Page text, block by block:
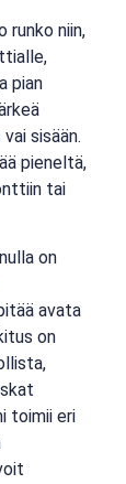
runko niin,
pian
sisään.
pieneltä,
tai
on
avata
on
toimii eri